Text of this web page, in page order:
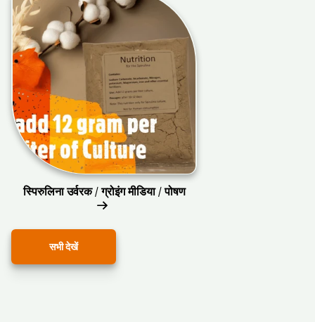
स्पिरुलिना उर्वरक / ग्रोइंग मीडिया / पोषण
सभी देखें